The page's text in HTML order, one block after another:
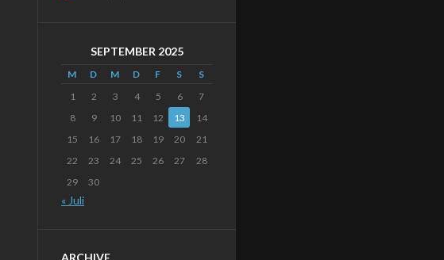
SEPTEMBER 2025
M D M D F S
S
1
2 3 4 5 6
7
8
9 10 11 12 13
14
15
16 17 18 19 20
21
22
23 24 25 26 27
28
29
30
« Juli
ARCHIVE